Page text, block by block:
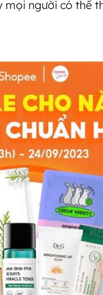
người có thể